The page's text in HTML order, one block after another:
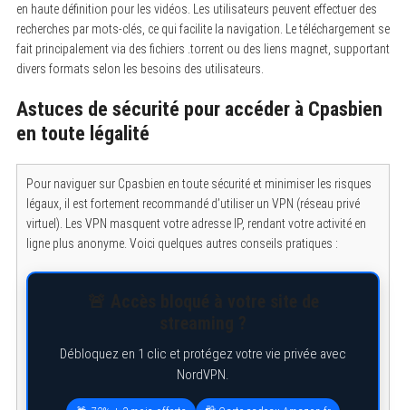
en haute définition pour les vidéos. Les utilisateurs peuvent effectuer des
recherches par mots-clés, ce qui facilite la navigation. Le téléchargement se
fait principalement via des fichiers .torrent ou des liens magnet, supportant
divers formats selon les besoins des utilisateurs.
Astuces de sécurité pour accéder à Cpasbien
en toute légalité
Pour naviguer sur Cpasbien en toute sécurité et minimiser les risques
légaux, il est fortement recommandé d’utiliser un VPN (réseau privé
virtuel). Les VPN masquent votre adresse IP, rendant votre activité en
ligne plus anonyme. Voici quelques autres conseils pratiques :
Débloquez en 1 clic et protégez votre vie privée avec
NordVPN.